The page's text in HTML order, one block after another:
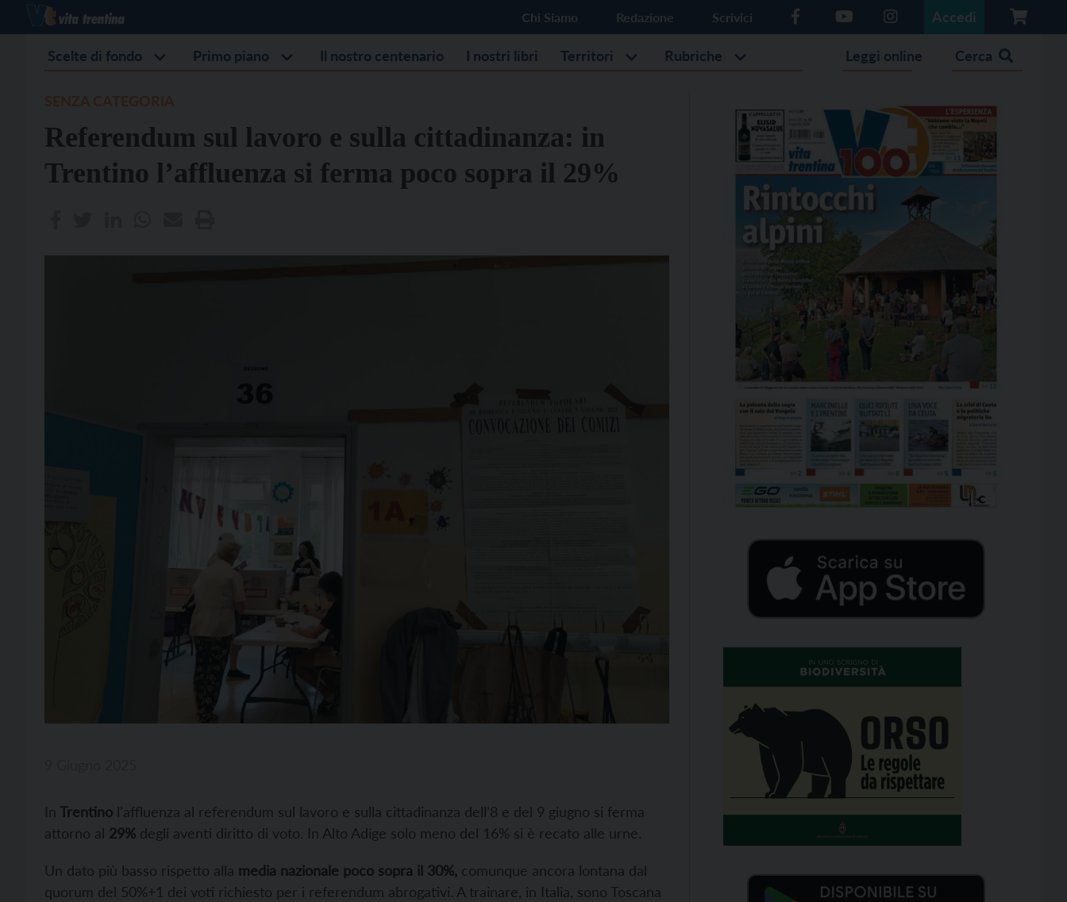
Chi Siamo Redazione Scrivici Accedi
Scelte di fondo Primo piano Il nostro centenario I nostri libri Territori Rubriche Leggi online Cerca
Referendum sul lavoro e sulla cittadinanza: in
Trentino l’affluenza si ferma poco sopra il 29%
In Trentino l’affluenza al referendum sul lavoro e sulla cittadinanza dell’8 e del 9 giugno si ferma
attorno al 29% degli aventi diritto di voto. In Alto Adige solo meno del 16% si è recato alle urne.
Un dato più basso rispetto alla media nazionale poco sopra il 30%, comunque ancora lontana dal
quorum del 50%+1 dei voti richiesto per i referendum abrogativi. A trainare, in Italia, sono Toscana